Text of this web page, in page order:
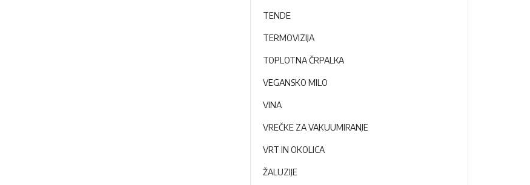
TENDE
TERMOVIZIJA
TOPLOTNA ČRPALKA
VEGANSKO MILO
VINA
VREČKE ZA VAKUUMIRANJE
VRT IN OKOLICA
ŽALUZIJE